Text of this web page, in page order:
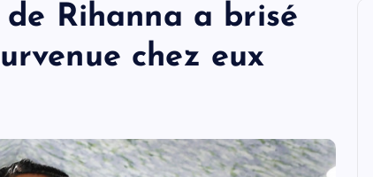
de Rihanna a brisé
chez eux